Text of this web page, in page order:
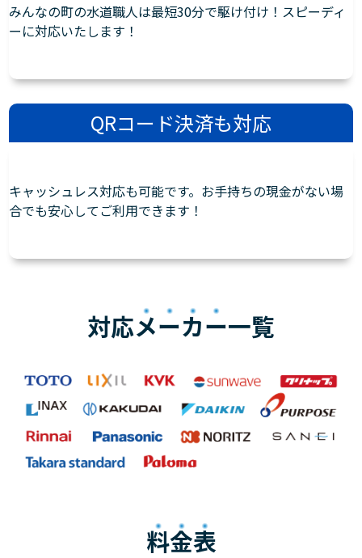
みんなの町の水道職人は最短30分で駆け付け！スピーディ
ーに対応いたします！
QRコード決済も対応
キャッシュレス対応も可能です。お手持ちの現金がない場
合でも安心してご利用できます！
対応メーカー一覧
料金表